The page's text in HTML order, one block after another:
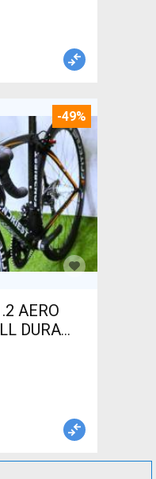
-49%
AERO
DURA